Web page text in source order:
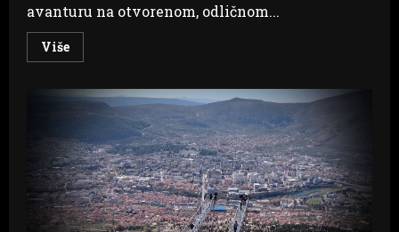
avanturu na otvorenom, odličnom...
VišeRead
more
je
spremno
bike
festival